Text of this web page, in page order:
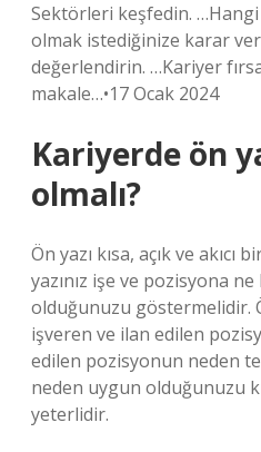
Sektörleri keşfedin.
olmak istediğinize karar
değerlendirin. …Kariyer
makale…•17 Ocak 2024
Kariyerde ön
olmalı?
Ön yazı kısa, açık ve akıcı
yazınız işe ve pozisyona
olduğunuzu göstermelidir.
işveren ve ilan edilen
edilen pozisyonun neden
neden uygun olduğunuzu
yeterlidir.